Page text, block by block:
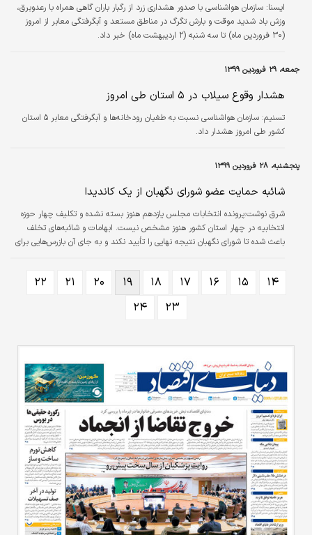
ايسنا: سازمان هواشناسی با صدور هشداری زرد از رگبار باران گاهی همراه با رعدوبرق،
وزش باد شدید موقت و بارش تگرگ در مناطق مستعد و آبگرفتگی معابر از امروز
(۳۰ فروردین ماه) تا سه شنبه (۲ اردیبهشت ماه) خبر داد.
جمعه، ۲۹ فروردین ۱۳۹۹
هشدار وقوع سیلاب در ۵ استان طی امروز
تسنیم:
سازمان هواشناسی نسبت به طغیان رودخانه‌ها و آبگرفتگی معابر ۵ استان
کشور طی امروز هشدار داد.
پنجشنبه، ۲۸ فروردین ۱۳۹۹
شائبه حمایت عضو شورای نگهبان از یک کاندیدا
شرق نوشت:پرونده انتخابات مجلس یازدهم هنوز بسته نشده و تکلیف چهار حوزه
انتخابیه در چهار استان کشور هنوز مشخص نیست. ابهامات و شائبه‌های تخلف
باعث شده تا شورای نگهبان نتیجه نهایی را تأیید نکند و به جای آن بازرس‌هایی برای
۱۴ ۱۵ ۱۶ ۱۷ ۱۸ ۱۹ ۲۰ ۲۱
۲۲
۲۳
۲۴